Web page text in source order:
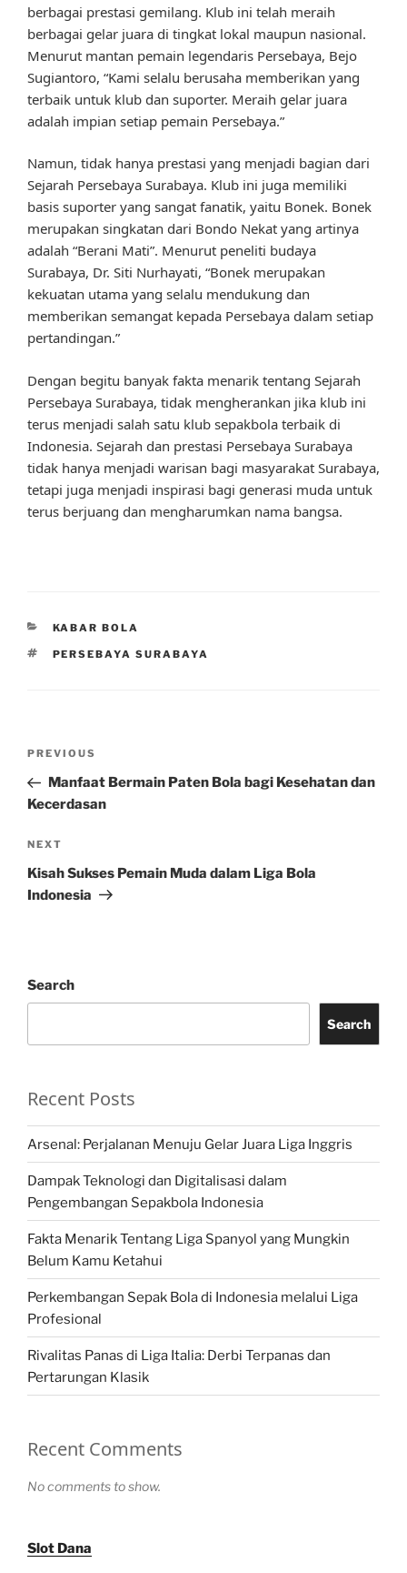
berbagai prestasi gemilang. Klub ini telah meraih
berbagai gelar juara di tingkat lokal maupun nasional.
Menurut mantan pemain legendaris Persebaya, Bejo
Sugiantoro, “Kami selalu berusaha memberikan yang
terbaik untuk klub dan suporter. Meraih gelar juara
adalah impian setiap pemain Persebaya.”
Namun, tidak hanya prestasi yang menjadi bagian dari
Sejarah Persebaya Surabaya. Klub ini juga memiliki
basis suporter yang sangat fanatik, yaitu Bonek. Bonek
merupakan singkatan dari Bondo Nekat yang artinya
adalah “Berani Mati”. Menurut peneliti budaya
Surabaya, Dr. Siti Nurhayati, “Bonek merupakan
kekuatan utama yang selalu mendukung dan
memberikan semangat kepada Persebaya dalam setiap
pertandingan.”
Dengan begitu banyak fakta menarik tentang Sejarah
Persebaya Surabaya, tidak mengherankan jika klub ini
terus menjadi salah satu klub sepakbola terbaik di
Indonesia. Sejarah dan prestasi Persebaya Surabaya
tidak hanya menjadi warisan bagi masyarakat Surabaya,
tetapi juga menjadi inspirasi bagi generasi muda untuk
terus berjuang dan mengharumkan nama bangsa.
CATEGORIES
KABAR BOLA
TAGS
PERSEBAYA SURABAYA
Previous
Post
PREVIOUS
Manfaat Bermain Paten Bola bagi Kesehatan dan
Kecerdasan
Next
Post
NEXT
Kisah Sukses Pemain Muda dalam Liga Bola
Indonesia
Search
Search
Recent Posts
Arsenal: Perjalanan Menuju Gelar Juara Liga Inggris
Dampak Teknologi dan Digitalisasi dalam
Pengembangan Sepakbola Indonesia
Fakta Menarik Tentang Liga Spanyol yang Mungkin
Belum Kamu Ketahui
Perkembangan Sepak Bola di Indonesia melalui Liga
Profesional
Rivalitas Panas di Liga Italia: Derbi Terpanas dan
Pertarungan Klasik
Recent Comments
No comments to show.
Slot Dana